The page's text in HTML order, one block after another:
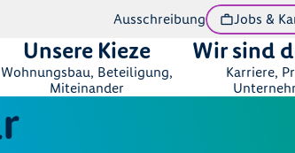
Ausschreibung Jobs &
Unsere Kieze
Wohnungsbau, Beteiligung,
Miteinander
Wir sind
Karriere,